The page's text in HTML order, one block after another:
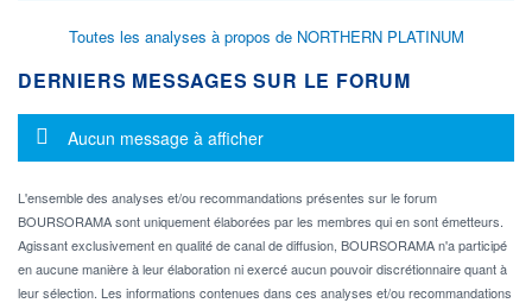
Toutes les analyses à propos de NORTHERN PLATINUM
DERNIERS MESSAGES SUR LE FORUM
Message d'information
Aucun message à afficher
L'ensemble des analyses et/ou recommandations présentes sur le forum
BOURSORAMA sont uniquement élaborées par les membres qui en sont émetteurs.
Agissant exclusivement en qualité de canal de diffusion, BOURSORAMA n'a participé
en aucune manière à leur élaboration ni exercé aucun pouvoir discrétionnaire quant à
leur sélection. Les informations contenues dans ces analyses et/ou recommandations